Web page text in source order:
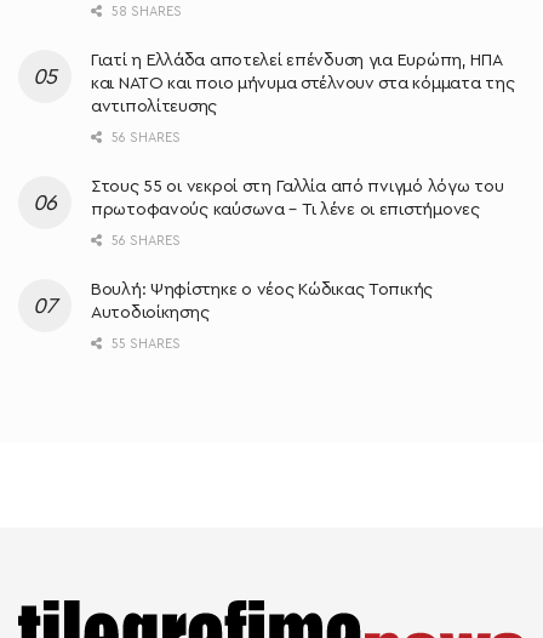
58 SHARES
Γιατί η Ελλάδα αποτελεί επένδυση για Ευρώπη, ΗΠΑ
και ΝΑΤΟ και ποιο μήνυμα στέλνουν στα κόμματα της
αντιπολίτευσης
56 SHARES
Στους 55 οι νεκροί στη Γαλλία από πνιγμό λόγω του
πρωτοφανούς καύσωνα – Τι λένε οι επιστήμονες
56 SHARES
Βουλή: Ψηφίστηκε ο νέος Κώδικας Τοπικής
Αυτοδιοίκησης
55 SHARES